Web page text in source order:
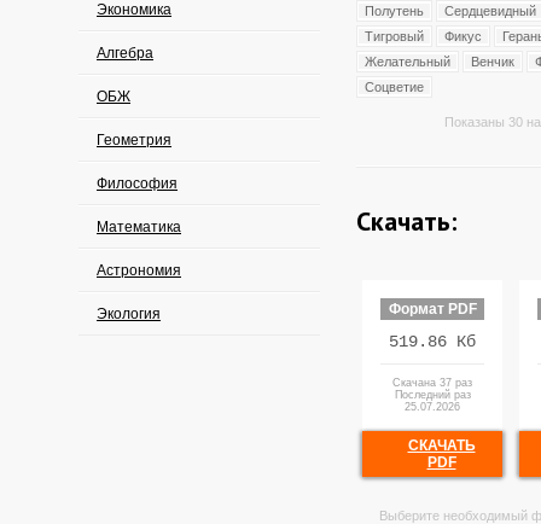
Экономика
Алгебра
ОБЖ
Геометрия
Философия
Математика
Астрономия
Экология
Полутень
Сердцевидный
Тигровый
Фикус
Желательный
Венчик
Соцветие
Показаны 30
Скачать:
Формат PDF
519.86 Кб
Скачана 37 раз
Последний раз
25.07.2026
СКАЧАТЬ
PDF
Выберите необходимый